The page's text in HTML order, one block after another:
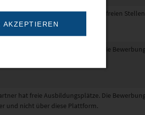
hat aktuell keine gemeldeten freien
hat freie Ausbildungsplätze. Die
hat freie Ausbildungsplätze. Die
und nicht über diese Plattform.
AKZEPTIEREN